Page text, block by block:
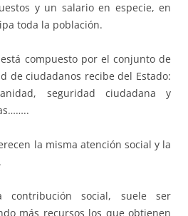
y un salario en especie, en
toda la población.
compuesto por el conjunto de
de ciudadanos recibe del Estado:
seguridad ciudadana y
la misma atención social y la
contribución social, suele ser
más recursos los que obtienen